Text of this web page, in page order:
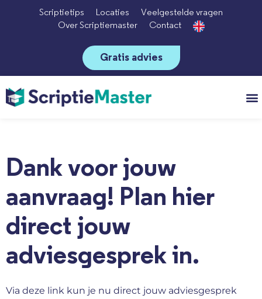
Scriptietips Locaties
Veelgestelde vragen
Over Scriptiemaster
Contact
Gratis advies
Dank voor jouw
aanvraag! Plan hier
direct jouw
adviesgesprek in.
Via deze link kun je nu direct jouw adviesgesprek